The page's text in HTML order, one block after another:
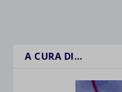
A CURA DI…